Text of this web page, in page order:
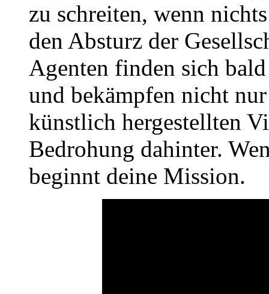
zu schreiten, wenn
den Absturz der
Agenten finden sich
und bekämpfen nicht
künstlich hergestellten
Bedrohung dahinter.
beginnt deine Mission.